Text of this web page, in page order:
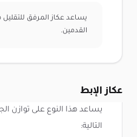
يساعد عكاز المرفق
القدمين.
عكاز الإبط
يساعد هذا النوع على توازن
التالية: